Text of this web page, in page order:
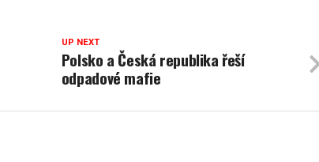
UP NEXT
Polsko a Česká republika řeší
odpadové mafie